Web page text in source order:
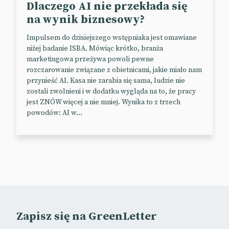
Variety
Pełnia sezonu na świąteczne
reklamy
Jak wykorzystać sezon świąteczny do reklamy
baterii? Z tego niełatwego zadania Duracell wyszedł
obronną ręką i zaserwował krótki klip z kompilacją
Dlaczego AI nie przekłada się
na wynik biznesowy?
Impulsem do dzisiejszego wstępniaka jest omawiane
niżej badanie ISBA. Mówiąc krótko, branża
marketingowa przeżywa powoli pewne
rozczarowanie związane z obietnicami, jakie miało nam
przynieść AI. Kasa nie zarabia się sama, ludzie nie
zostali zwolnieni i w dodatku wygląda na to, że pracy
jest ZNÓW więcej a nie mniej. Wynika to z trzech
powodów: AI w...
Zapisz się na GreenLetter